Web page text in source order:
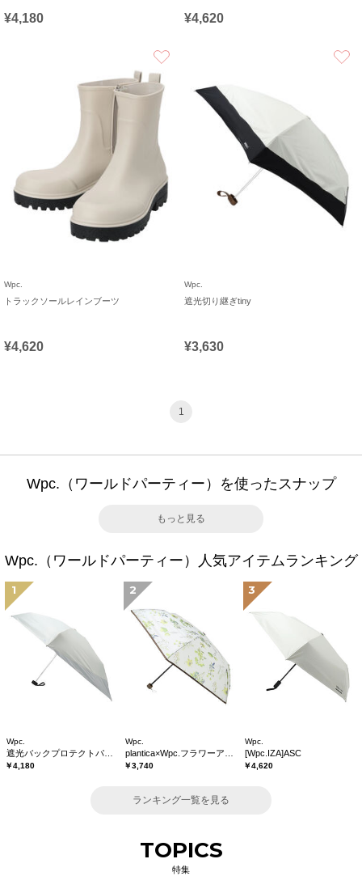
¥4,180 ¥4,620
Wpc.
トラックソールレインブーツ
¥4,620
Wpc.
遮光切り継ぎtiny
¥3,630
1
Wpc.（ワールドパーティー）を使ったスナップ
もっと見る
Wpc.（ワールドパーティー）人気アイテムランキング
1
Wpc.
￥4,180
2
Wpc.
￥3,740
3
Wpc.
[Wpc.IZA]ASC
￥4,620
ランキング一覧を見る
TOPICS
特集